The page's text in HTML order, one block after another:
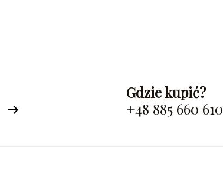
Gdzie kupić?
+48 885 660 610